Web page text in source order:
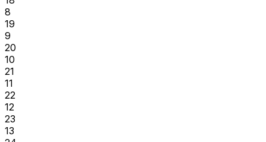
8
19
9
20
10
21
11
22
12
23
13